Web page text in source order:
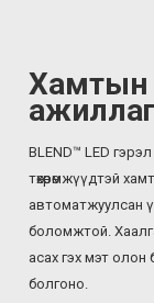
Хамтын
BLEND™ LED
төхөөрөмжүүдтэй
автоматжуулсан
боломжтой.
асах гэх мэт
болгоно.